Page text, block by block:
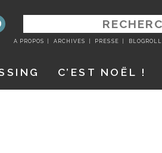
RECHERCHER
:
A PROPOS ARCHIVES PRESSE BLOGROLL
C’EST NOËL !